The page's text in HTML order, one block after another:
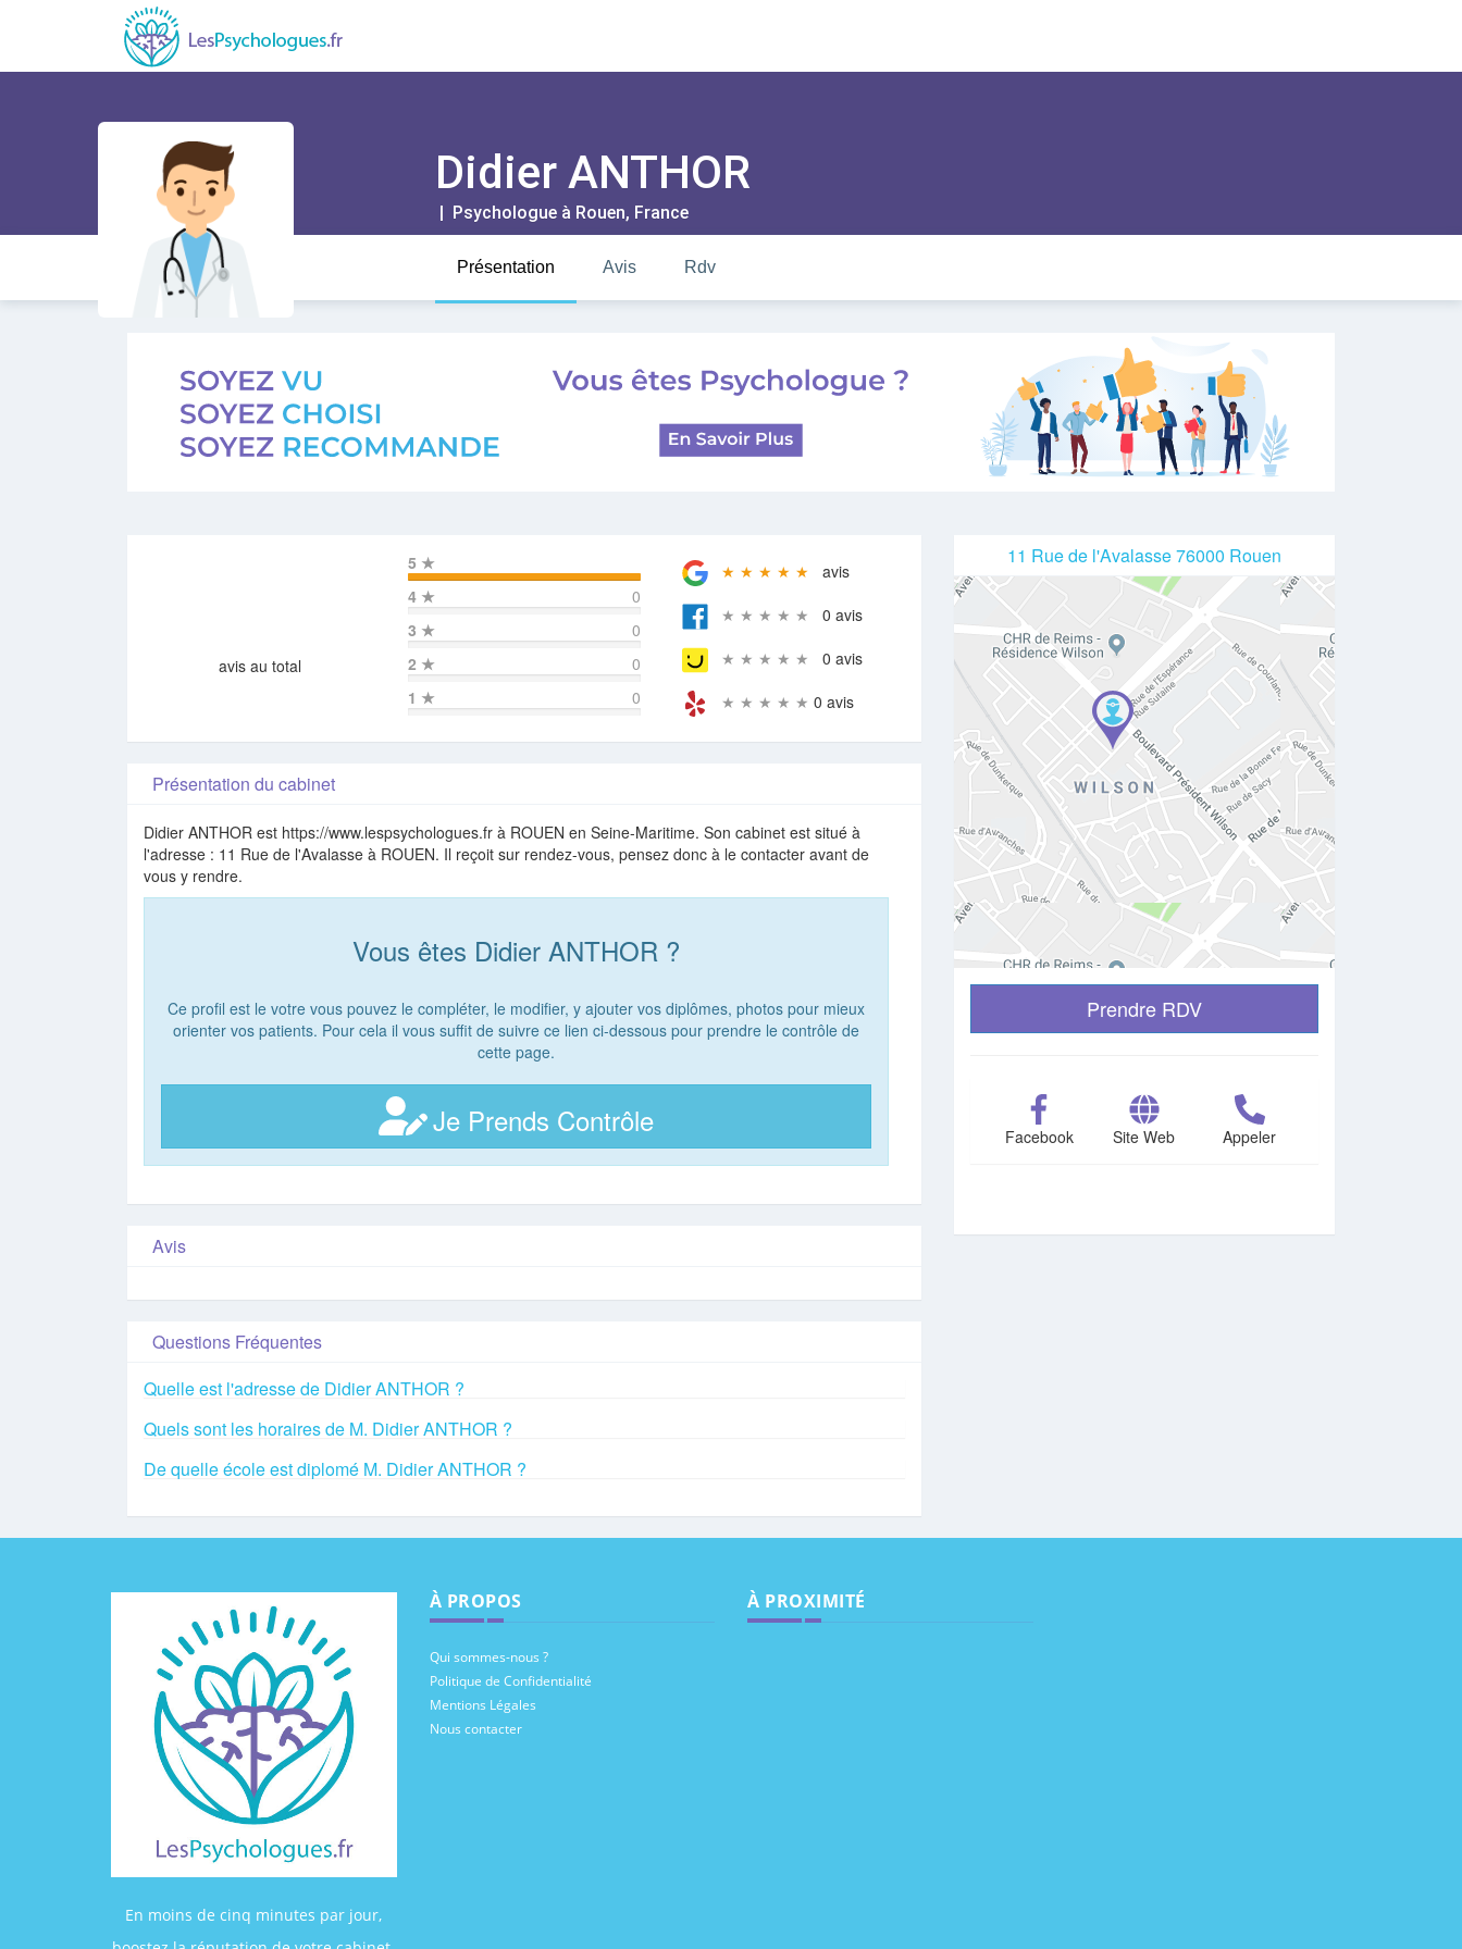
Didier ANTHOR
| Psychologue à Rouen, France
Présentation Avis Rdv
avis au total
5 ★
4 ★
0
3 ★
0
2 ★
0
1 ★ 0
★ ★ ★ ★ ★ avis
★ ★ ★ ★ ★ 0 avis
★ ★ ★ ★ ★ 0 avis
★ ★ ★ ★ ★ 0 avis
Présentation du cabinet
Didier ANTHOR est https://www.lespsychologues.fr à ROUEN en Seine-Maritime. Son cabinet est situé à
l'adresse : 11 Rue de l'Avalasse à ROUEN. Il reçoit sur rendez-vous, pensez donc à le contacter avant de
vous y rendre.
Vous êtes Didier ANTHOR ?
Ce profil est le votre vous pouvez le compléter, le modifier, y ajouter vos diplômes, photos pour mieux
orienter vos patients. Pour cela il vous suffit de suivre ce lien ci-dessous pour prendre le contrôle de
cette page.
Je Prends Contrôle
Avis
Questions Fréquentes
Quelle est l'adresse de Didier ANTHOR ?
Quels sont les horaires de M. Didier ANTHOR ?
De quelle école est diplomé M. Didier ANTHOR ?
11 Rue de l'Avalasse 76000 Rouen
Prendre RDV
Facebook Site Web Appeler
En moins de cinq minutes par jour,
À PROPOS
Qui sommes-nous ?
Politique de Confidentialité
Mentions Légales
Nous contacter
À PROXIMITÉ